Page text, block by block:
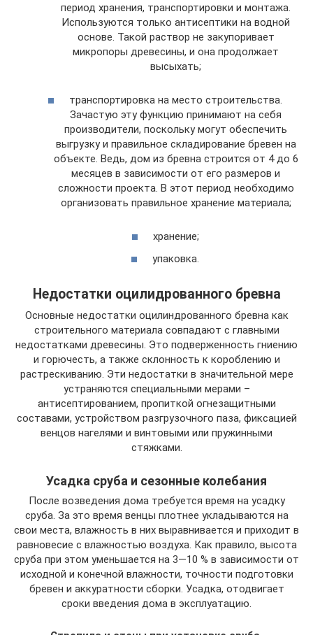
период хранения, транспортировки и монтажа.
Используются только антисептики на водной
основе. Такой раствор не закупоривает
микропоры древесины, и она продолжает
высыхать;
транспортировка на место строительства.
Зачастую эту функцию принимают на себя
производители, поскольку могут обеспечить
выгрузку и правильное складирование бревен на
объекте. Ведь, дом из бревна строится от 4 до 6
месяцев в зависимости от его размеров и
сложности проекта. В этот период необходимо
организовать правильное хранение материала;
хранение;
упаковка.
Недостатки оцилидрованного бревна
Основные недостатки оцилиндрованного бревна как
строительного материала совпадают с главными
недостатками древесины. Это подверженность гниению
и горючесть, а также склонность к короблению и
растрескиванию. Эти недостатки в значительной мере
устраняются специальными мерами –
антисептированием, пропиткой огнезащитными
составами, устройством разгрузочного паза, фиксацией
венцов нагелями и винтовыми или пружинными
стяжками.
Усадка сруба и сезонные колебания
После возведения дома требуется время на усадку
сруба. За это время венцы плотнее укладываются на
свои места, влажность в них выравнивается и приходит в
равновесие с влажностью воздуха. Как правило, высота
сруба при этом уменьшается на 3—10 % в зависимости от
исходной и конечной влажности, точности подготовки
бревен и аккуратности сборки. Усадка, отодвигает
сроки введения дома в эксплуатацию.